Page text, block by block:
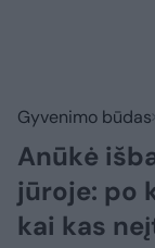
Gyvenimo būdas
Anūkė
jūroje: po
kai kas